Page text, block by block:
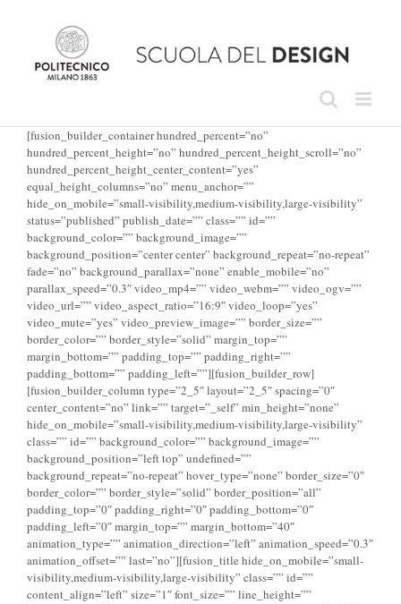
[fusion_builder_container hundred_percent=”no”
hundred_percent_height=”no” hundred_percent_height_scroll=”no”
hundred_percent_height_center_content=”yes”
equal_height_columns=”no” menu_anchor=””
hide_on_mobile=”small-visibility,medium-visibility,large-visibility”
status=”published” publish_date=”” class=”” id=””
background_color=”” background_image=””
background_position=”center center” background_repeat=”no-repeat”
fade=”no” background_parallax=”none” enable_mobile=”no”
parallax_speed=”0.3″ video_mp4=”” video_webm=”” video_ogv=””
video_url=”” video_aspect_ratio=”16:9″ video_loop=”yes”
video_mute=”yes” video_preview_image=”” border_size=””
border_color=”” border_style=”solid” margin_top=””
margin_bottom=”” padding_top=”” padding_right=””
padding_bottom=”” padding_left=””][fusion_builder_row]
[fusion_builder_column type=”2_5″ layout=”2_5″ spacing=”0″
center_content=”no” link=”” target=”_self” min_height=”none”
hide_on_mobile=”small-visibility,medium-visibility,large-visibility”
class=”” id=”” background_color=”” background_image=””
background_position=”left top” undefined=””
background_repeat=”no-repeat” hover_type=”none” border_size=”0″
border_color=”” border_style=”solid” border_position=”all”
padding_top=”0″ padding_right=”0″ padding_bottom=”0″
padding_left=”0″ margin_top=”” margin_bottom=”40″
animation_type=”” animation_direction=”left” animation_speed=”0.3″
animation_offset=”” last=”no”][fusion_title hide_on_mobile=”small-
visibility,medium-visibility,large-visibility” class=”” id=””
content_align=”left” size=”1″ font_size=”” line_height=””